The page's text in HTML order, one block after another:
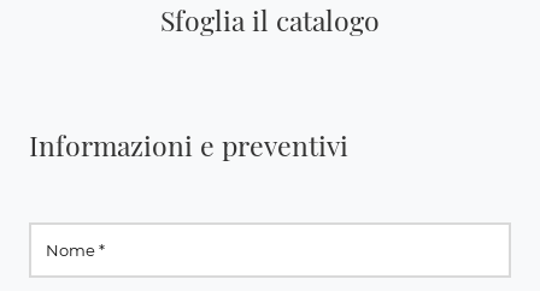
Sfoglia il catalogo
Informazioni e preventivi